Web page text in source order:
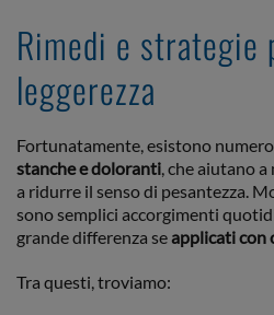
Rimedi e
leggerezza
Fortunatamente, esistono
stanche e doloranti, che aiutano
a ridurre il senso di pesantezza.
sono semplici accorgimenti
grande differenza seapplicati con
Tra questi, troviamo: